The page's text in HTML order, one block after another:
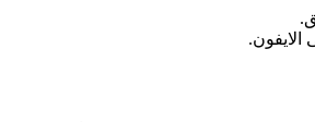
الايفون.